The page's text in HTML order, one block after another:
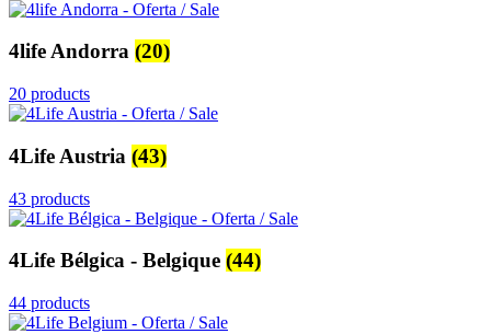
4life Andorra (20)
20 products
4Life Austria (43)
43 products
4Life Bélgica - Belgique (44)
44 products